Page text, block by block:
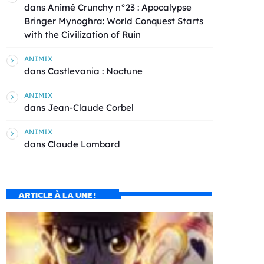
dans Animé Crunchy n°23 : Apocalypse
Bringer Mynoghra: World Conquest Starts
with the Civilization of Ruin
ANIMIX
dans Castlevania : Noctune
ANIMIX
dans Jean-Claude Corbel
ANIMIX
dans Claude Lombard
ARTICLE À LA UNE !